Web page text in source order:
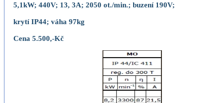
5,1kW; 440V; 13, 3A; 2050 ot./min.; buzení 190V;
krytí IP44; váha 97kg
Cena 5.500,-Kč